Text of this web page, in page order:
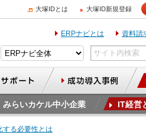
大塚IDとは 大塚ID新規登録
ERPナビとは 資料請
みらいカケル中小企業 IT経営
する必要性とは